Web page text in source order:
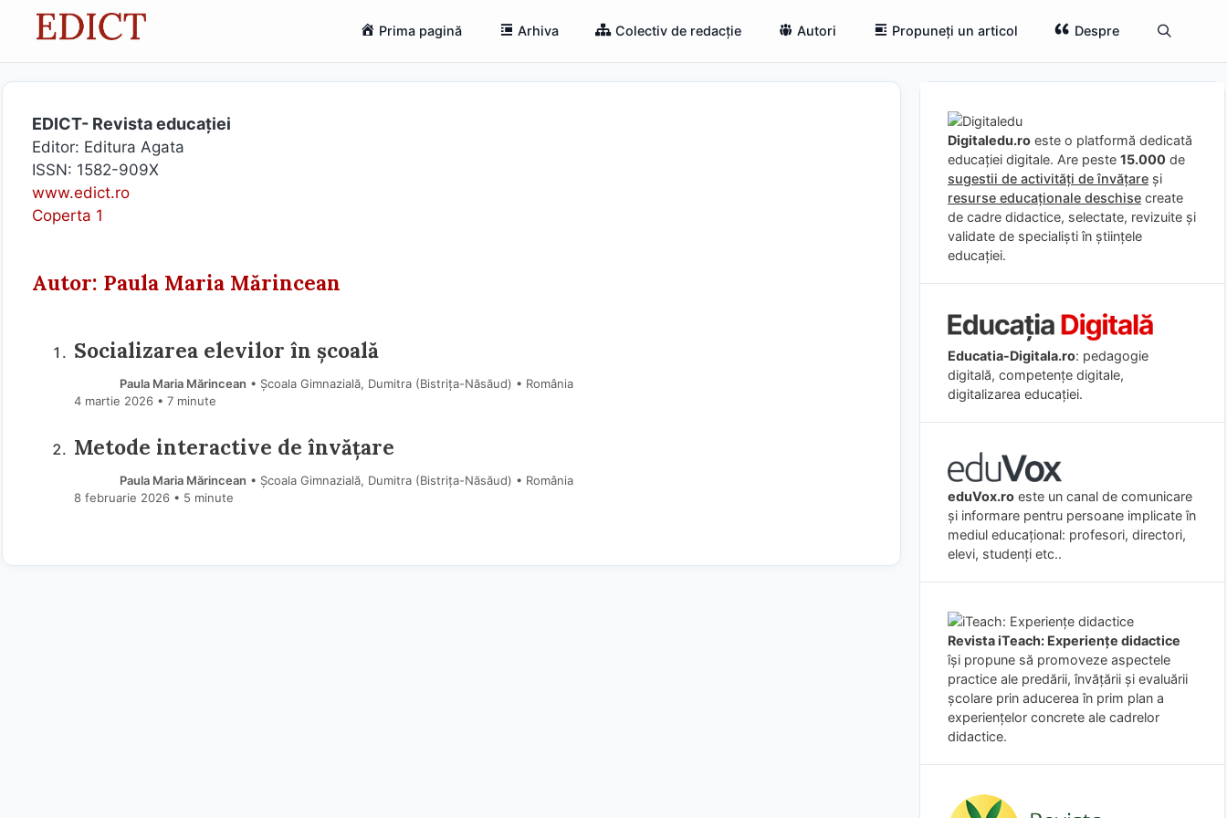
Prima pagină Arhiva Colectiv de redacție Autori Propuneți un articol Despre
EDICT- Revista educației
Editor: Editura Agata
ISSN: 1582-909X
www.edict.ro
Coperta 1
Autor: Paula Maria Mărincean
Socializarea elevilor în școală
Paula Maria Mărincean • Școala Gimnazială, Dumitra (Bistriţa-Năsăud) • România
4 martie 2026 • 7 minute
Metode interactive de învățare
Paula Maria Mărincean • Școala Gimnazială, Dumitra (Bistriţa-Năsăud) • România
8 februarie 2026 • 5 minute
Digitaledu.ro este o platformă dedicată
educației digitale. Are peste 15.000 de
sugestii de activități de învățare și
resurse educaționale deschise create
de cadre didactice, selectate, revizuite și
validate de specialiști în științele
educației.
Educatia-Digitala.ro: pedagogie
digitală, competențe digitale,
digitalizarea educației.
eduVox.ro este un canal de comunicare
și informare pentru persoane implicate în
mediul educațional: profesori, directori,
elevi, studenți etc..
Revista iTeach: Experienţe didactice
îşi propune să promoveze aspectele
practice ale predării, învăţării şi evaluării
şcolare prin aducerea în prim plan a
experienţelor concrete ale cadrelor
didactice.